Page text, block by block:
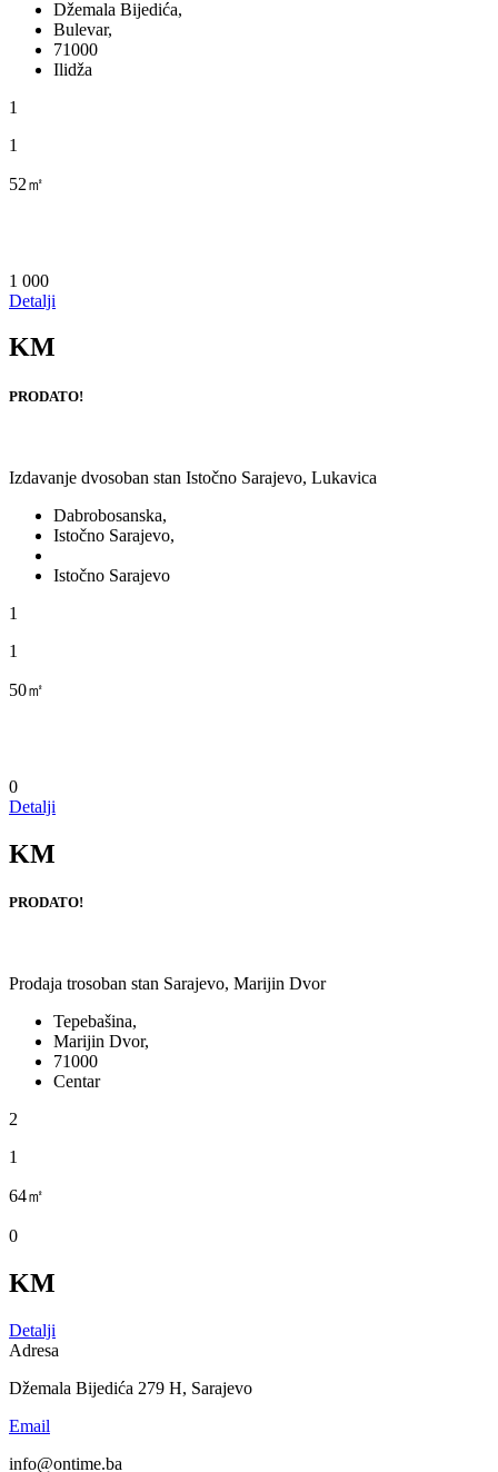
Džemala Bijedića,
Bulevar,
71000
Ilidža
1
1
52㎡
1 000
Detalji
KM
PRODATO!
Izdavanje dvosoban stan Istočno Sarajevo, Lukavica
Dabrobosanska,
Istočno Sarajevo,
Istočno Sarajevo
1
1
50㎡
0
Detalji
KM
PRODATO!
Prodaja trosoban stan Sarajevo, Marijin Dvor
Tepebašina,
Marijin Dvor,
71000
Centar
2
1
64㎡
0
KM
Detalji
Adresa
Džemala Bijedića 279 H, Sarajevo
Email
info@ontime.ba